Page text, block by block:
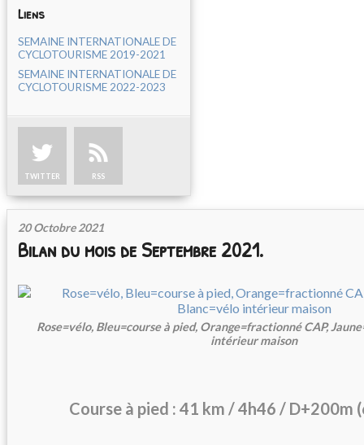
Liens
SEMAINE INTERNATIONALE DE
CYCLOTOURISME 2019-2021
SEMAINE INTERNATIONALE DE
CYCLOTOURISME 2022-2023
TWITTER RSS
20 Octobre 2021
Bilan du mois de Septembre 2021.
Rose=vélo, Bleu=course à pied, Orange=fractionné CAP,
intérieur maison
Course à pied : 41 km / 4h46 / D+200m